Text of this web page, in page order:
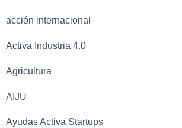
acción internacional
Activa Industria 4.0
Agricultura
AIJU
Ayudas Activa Startups